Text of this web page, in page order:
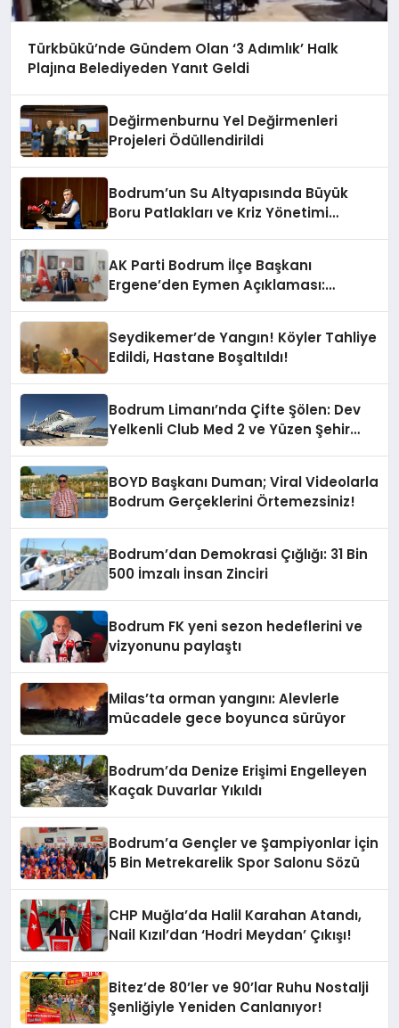
Türkbükü’nde Gündem Olan ‘3 Adımlık’ Halk
Plajına Belediyeden Yanıt Geldi
Değirmenburnu Yel Değirmenleri
Projeleri Ödüllendirildi
Bodrum’un Su Altyapısında Büyük
Boru Patlakları ve Kriz Yönetimi
AK Parti Bodrum İlçe Başkanı
Ergene’den Eymen Açıklaması:
Seydikemer’de Yangın! Köyler Tahliye
Edildi, Hastane Boşaltıldı!
Bodrum Limanı’nda Çifte Şölen: Dev
Yelkenli Club Med 2 ve Yüzen Şehir
BOYD Başkanı Duman; Viral Videolarla
Bodrum Gerçeklerini Örtemezsiniz!
Bodrum’dan Demokrasi Çığlığı: 31 Bin
500 İmzalı İnsan Zinciri
Bodrum FK yeni sezon hedeflerini ve
vizyonunu paylaştı
Milas’ta orman yangını: Alevlerle
mücadele gece boyunca sürüyor
Bodrum’da Denize Erişimi Engelleyen
Kaçak Duvarlar Yıkıldı
Bodrum’a Gençler ve Şampiyonlar İçin
5 Bin Metrekarelik Spor Salonu Sözü
CHP Muğla’da Halil Karahan Atandı,
Nail Kızıl’dan ‘Hodri Meydan’ Çıkışı!
Bitez’de 80’ler ve 90’lar Ruhu Nostalji
Şenliğiyle Yeniden Canlanıyor!